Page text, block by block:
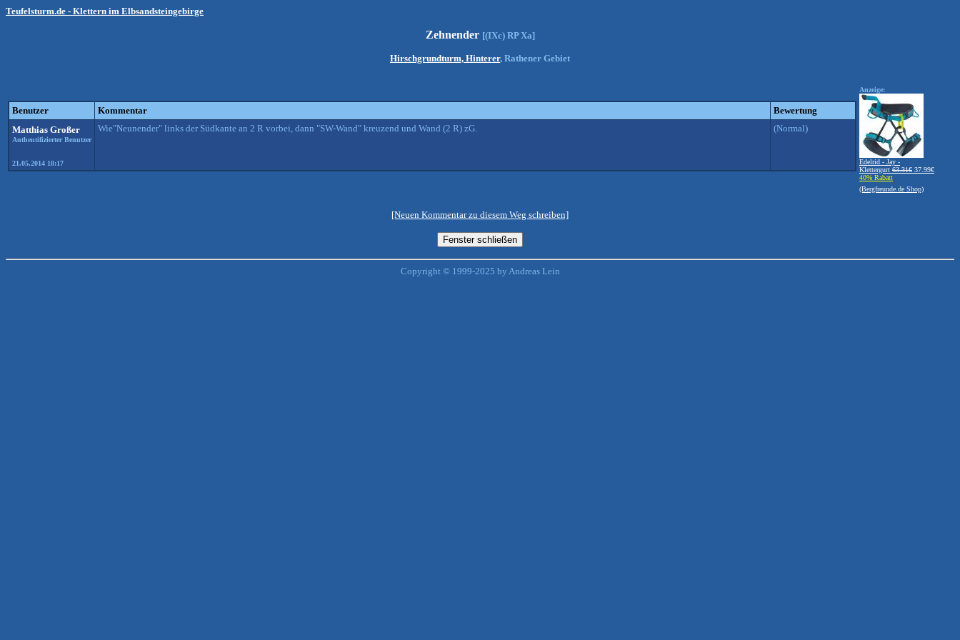
Teufelsturm.de - Klettern im Elbsandsteingebirge
Zehnender [(IXc) RP Xa]
Hirschgrundturm, Hinterer, Rathener Gebiet
Benutzer Kommentar
Bewertung
Matthias Großer
Authentifizierter Benutzer
21.05.2014 18:17
Wie"Neunender" links der Südkante an 2 R vorbei, dann "SW-Wand" kreuzend und Wand (2 R) zG. (Normal)
Anzeige:
Edelrid - Jay -
Klettergurt 63.31€ 37.99€
40% Rabatt
(Bergfreunde.de Shop)
[Neuen Kommentar zu diesem Weg schreiben]
Copyright © 1999-2025 by Andreas Lein